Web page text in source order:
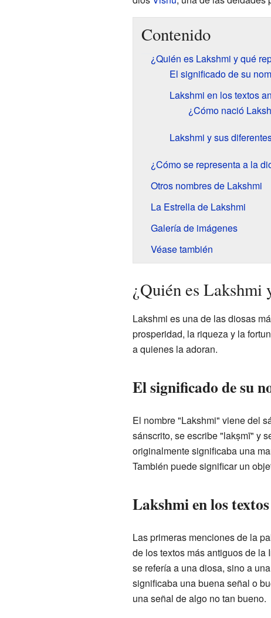
Contenido
¿Quién es Lakshmi y qué
El significado de su
Lakshmi en los textos
¿Cómo nació
Lakshmi y sus
¿Cómo se representa a la
Otros nombres de Lakshmi
La Estrella de Lakshmi
Galería de imágenes
Véase también
¿Quién es Lakshmi
Lakshmi es una de las diosas
prosperidad, la riqueza y la
a quienes la adoran.
El significado de su
El nombre "Lakshmi" viene del
sánscrito, se escribe "lakṣmī" y
originalmente significaba una
También puede significar un
Lakshmi en los
Las primeras menciones de la
de los textos más antiguos de
se refería a una diosa, sino a
significaba una buena señal o
una señal de algo no tan bueno.